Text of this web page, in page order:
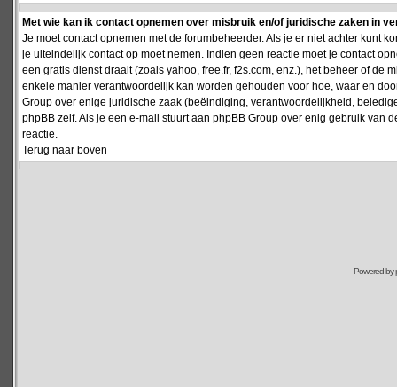
Met wie kan ik contact opnemen over misbruik en/of juridische zaken in
Je moet contact opnemen met de forumbeheerder. Als je er niet achter kunt
je uiteindelijk contact op moet nemen. Indien geen reactie moet je contact
een gratis dienst draait (zoals yahoo, free.fr, f2s.com, enz.), het beheer of
enkele manier verantwoordelijk kan worden gehouden voor hoe, waar en
Group over enige juridische zaak (beëindiging, verantwoordelijkheid,
phpBB zelf. Als je een e-mail stuurt aan phpBB Group over enig gebruik
reactie.
Terug naar boven
Powered by